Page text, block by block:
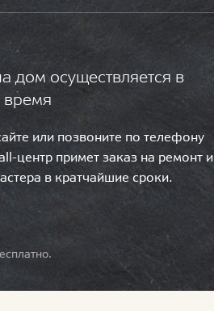
дом осуществляется в
время
или позвоните по телефону
центр примет заказ на ремонт и
в кратчайшие сроки.